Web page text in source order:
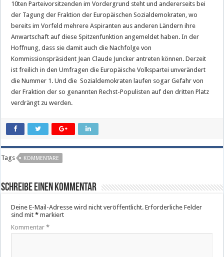
10ten Parteivorsitzenden im Vordergrund steht und andererseits bei
der Tagung der Fraktion der Europäischen Sozialdemokraten, wo
bereits im Vorfeld mehrere Aspiranten aus anderen Ländern ihre
Anwartschaft auf diese Spitzenfunktion angemeldet haben. In der
Hoffnung, dass sie damit auch die Nachfolge von
Kommissionspräsident Jean Claude Juncker antreten können. Derzeit
ist freilich in den Umfragen die Europäische Volkspartei unverändert
die Nummer 1. Und die Sozialdemokraten laufen sogar Gefahr von
der Fraktion der so genannten Rechst-Populisten auf den dritten Platz
verdrängt zu werden.
Tags KOMMENTARE
Schreibe einen Kommentar
Deine E-Mail-Adresse wird nicht veröffentlicht. Erforderliche Felder
sind mit* markiert
Kommentar*